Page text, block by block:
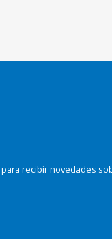
recibir novedades